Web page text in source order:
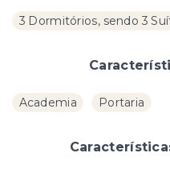
3 Dormitórios, sendo 3
Academia Portaria